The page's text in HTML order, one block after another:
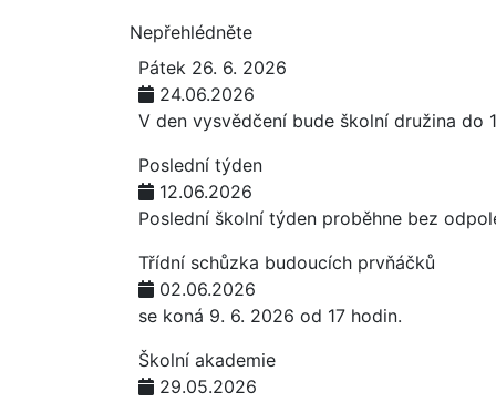
Nepřehlédněte
Pátek 26. 6. 2026
24.06.2026
V den vysvědčení bude školní družina do
Poslední týden
12.06.2026
Poslední školní týden proběhne bez
Třídní schůzka budoucích prvňáčků
02.06.2026
se koná 9. 6. 2026 od 17 hodin.
Školní akademie
29.05.2026